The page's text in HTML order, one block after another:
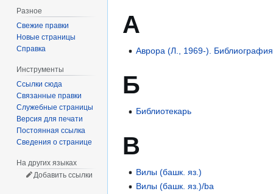
А
Аврора (Л., 1969-). Библиография
Б
Библиотекарь
В
Вилы (башк. яз.)
Вилы (башк. яз.)/ba
Разное
Свежие правки
Новые страницы
Справка
Инструменты
Ссылки сюда
Связанные правки
Служебные страницы
Версия для печати
Постоянная ссылка
Сведения о странице
На других языках
Добавить ссылки